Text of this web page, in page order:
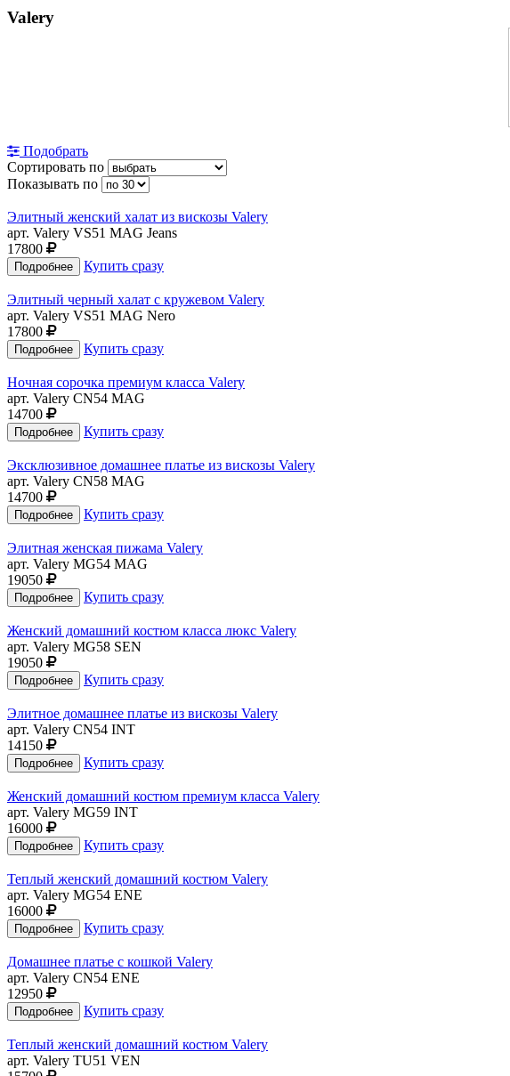
Valery
Подобрать
Сортировать по
Показывать по
Элитный женский халат из вискозы Valery
арт. Valery VS51 MAG Jeans
17800
Купить сразу
Элитный черный халат с кружевом Valery
арт. Valery VS51 MAG Nero
17800
Купить сразу
Ночная сорочка премиум класса Valery
арт. Valery CN54 MAG
14700
Купить сразу
Эксклюзивное домашнее платье из вискозы Valery
арт. Valery CN58 MAG
14700
Купить сразу
Элитная женская пижама Valery
арт. Valery MG54 MAG
19050
Купить сразу
Женский домашний костюм класса люкс Valery
арт. Valery MG58 SEN
19050
Купить сразу
Элитное домашнее платье из вискозы Valery
арт. Valery CN54 INT
14150
Купить сразу
Женский домашний костюм премиум класса Valery
арт. Valery MG59 INT
16000
Купить сразу
Теплый женский домашний костюм Valery
арт. Valery MG54 ENE
16000
Купить сразу
Домашнее платье с кошкой Valery
арт. Valery CN54 ENE
12950
Купить сразу
Теплый женский домашний костюм Valery
арт. Valery TU51 VEN